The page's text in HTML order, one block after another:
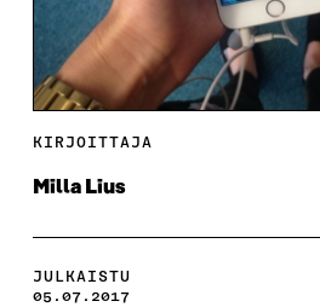
KIRJOITTAJA
Milla Lius
JULKAISTU
05.07.2017